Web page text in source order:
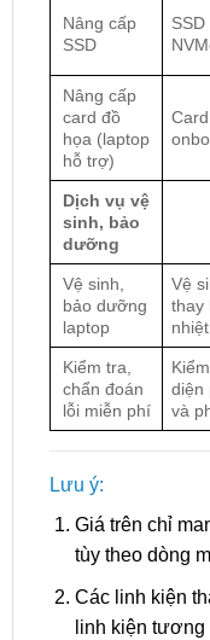
Nâng cấp
SSD
SSD
Nâng cấp
card đồ
họa (laptop
hỗ trợ)
Dịch vụ vệ
sinh, bảo
dưỡng
Vệ sinh,
bảo dưỡng
laptop
Vệ
thay
nhiệt
Kiểm tra,
chẩn đoán
lỗi miễn phí
diện
và
Lưu ý:
Giá trên chỉ
tùy theo dòng
Các linh kiện
linh kiện tương